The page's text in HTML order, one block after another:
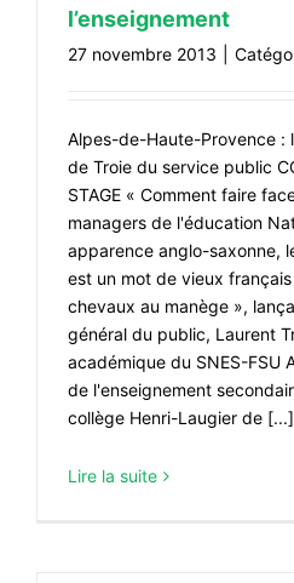
l’enseignement
27 novembre 2013
Alpes-de-Haute-Provence :
de Troie du service public
STAGE « Comment faire
managers de l'éducation
apparence anglo-saxonne,
est un mot de vieux
chevaux au manège »,
général du public, Laurent
académique du SNES-FSU
de l'enseignement
collège Henri-Laugier de [...]
Lire la suite